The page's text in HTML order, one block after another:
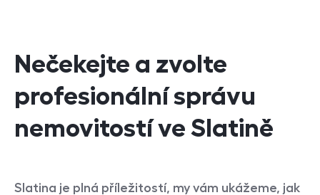
Nečekejte a zvolte
profesionální správu
nemovitostí ve Slatině
Slatina je plná příležitostí, my vám ukážeme, jak